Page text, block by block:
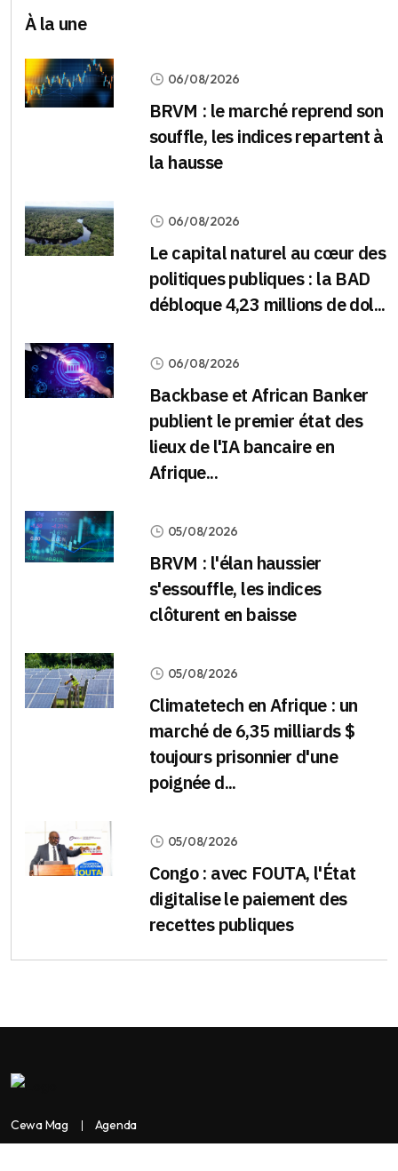
À la une
06/08/2026
BRVM : le marché reprend son
souffle, les indices repartent à
la hausse
06/08/2026
Le capital naturel au cœur des
politiques publiques : la BAD
débloque 4,23 millions de dol...
06/08/2026
Backbase et African Banker
publient le premier état des
lieux de l'IA bancaire en
Afrique...
05/08/2026
BRVM : l'élan haussier
s'essouffle, les indices
clôturent en baisse
05/08/2026
Climatetech en Afrique : un
marché de 6,35 milliards $
toujours prisonnier d'une
poignée d...
05/08/2026
Congo : avec FOUTA, l'État
digitalise le paiement des
recettes publiques
Cewa Mag Agenda